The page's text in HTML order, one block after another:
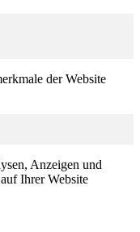
der Website
Anzeigen und
Ihrer Website